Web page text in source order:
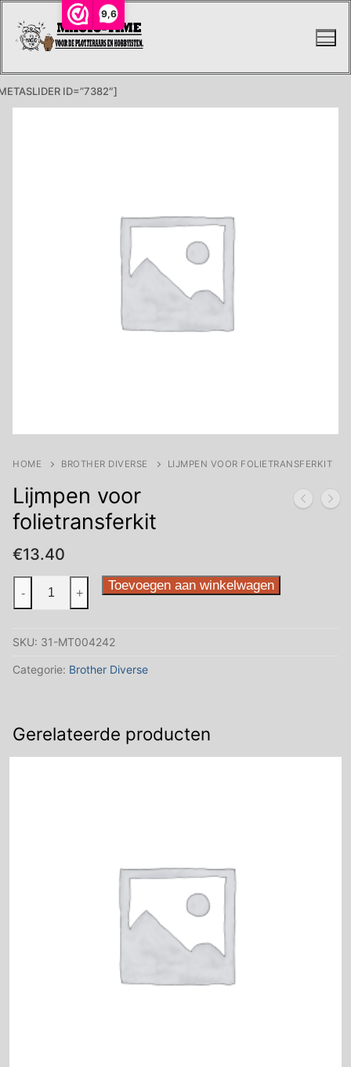
9,6
naar
ID=”7382″]
HOME BROTHER DIVERSE LIJMPEN VOOR FOLIETRANSFERKIT
Lijmpen voor
folietransferkit
€13.40
Lijmpen
voor
aantal
- + Toevoegen aan winkelwagen
SKU: 31-MT004242
Categorie: Brother Diverse
Gerelateerde producten